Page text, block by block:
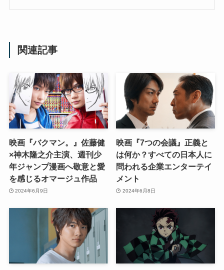
関連記事
映画『バクマン。』佐藤健
×神木隆之介主演、週刊少
年ジャンプ漫画へ敬意と愛
を感じるオマージュ作品
2024年6月9日
映画『7つの会議』正義と
は何か？すべての日本人に
問われる企業エンターテイ
メント
2024年6月8日